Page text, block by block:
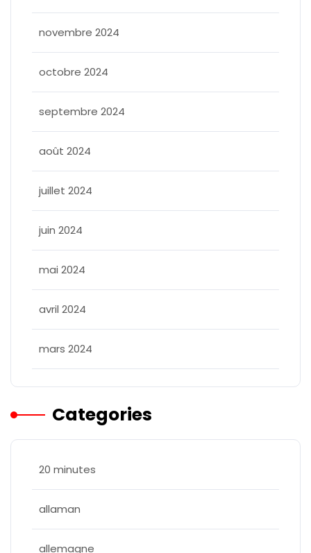
novembre 2024
octobre 2024
septembre 2024
août 2024
juillet 2024
juin 2024
mai 2024
avril 2024
mars 2024
Categories
20 minutes
allaman
allemagne